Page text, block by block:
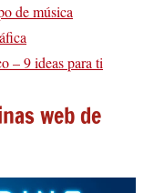
de música
– 9 ideas para ti
web de